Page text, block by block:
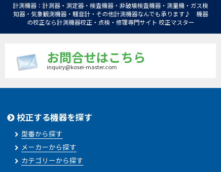
計測機器：計測器・測定器・検査機器・非破壊検査機器・測量機・ガス検
知器・気象観測機器・騒音計・その他計測機器なんでも承ります♪ 機器
の校正なら計測機器校正・点検・修理専門サイト 校正マスター
お問合せはこちら
inquiry@kosei-master.com
校正する機器を探す
型番から探す
メーカーから探す
カテゴリーから探す